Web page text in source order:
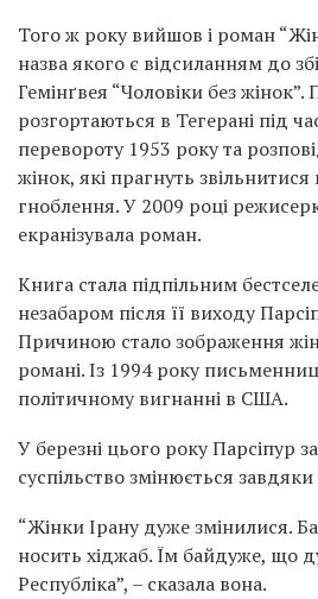
Того ж року вийшов і роман
назва якого є відсиланням до
Гемінґвея “Чоловіки без жінок”.
розгортаються в Тегерані під
перевороту 1953 року та
жінок, які прагнуть звільнитися
гноблення. У 2009 році
екранізувала роман.
Книга стала підпільним
незабаром після її виходу
Причиною стало зображення
романі. Із 1994 року
політичному вигнанні в США.
У березні цього року Парсіпур
суспільство змінюється
“Жінки Ірану дуже змінилися.
носить хіджаб. Їм байдуже, що
Республіка”, – сказала вона.